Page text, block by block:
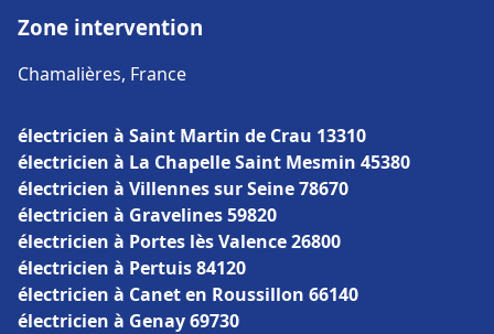
Zone intervention
Chamalières, France
électricien à Saint Martin de Crau 13310
électricien à La Chapelle Saint Mesmin 45380
électricien à Villennes sur Seine 78670
électricien à Gravelines 59820
électricien à Portes lès Valence 26800
électricien à Pertuis 84120
électricien à Canet en Roussillon 66140
électricien à Genay 69730